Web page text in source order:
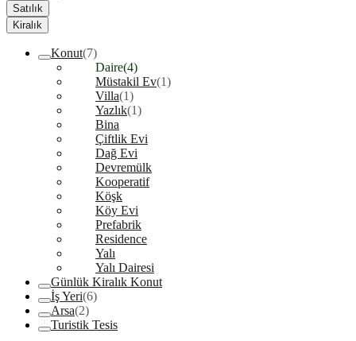
Satılık
Kiralık
Konut(7)
Daire(4)
Müstakil Ev(1)
Villa(1)
Yazlık(1)
Bina
Çiftlik Evi
Dağ Evi
Devremülk
Kooperatif
Köşk
Köy Evi
Prefabrik
Residence
Yalı
Yalı Dairesi
Günlük Kiralık Konut
İş Yeri(6)
Arsa(2)
Turistik Tesis